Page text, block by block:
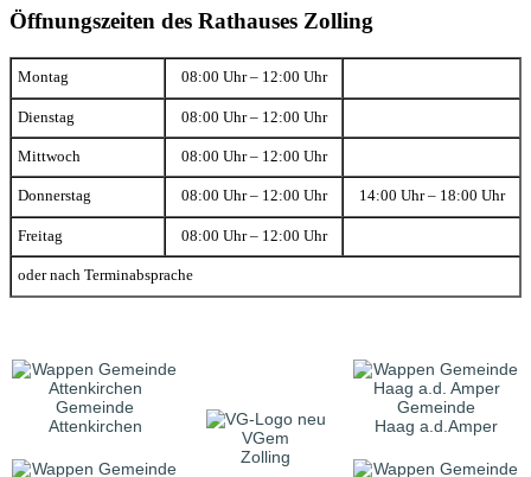
Öffnungszeiten des Rathauses Zolling
Montag 08:00 Uhr – 12:00 Uhr
Dienstag 08:00 Uhr – 12:00 Uhr
Mittwoch 08:00 Uhr – 12:00 Uhr
Donnerstag 08:00 Uhr – 12:00 Uhr 14:00 Uhr – 18:00 Uhr
Freitag 08:00 Uhr – 12:00 Uhr
oder nach Terminabsprache
Gemeinde
Attenkirchen
VGem
Zolling
Gemeinde
Haag a.d.Amper